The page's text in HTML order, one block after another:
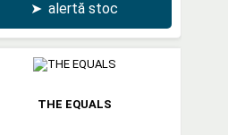
➤ alertă stoc
THE EQUALS